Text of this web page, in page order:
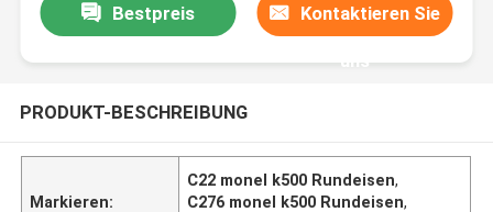
Bestpreis Kontaktieren Sie
uns
PRODUKT-BESCHREIBUNG
Markieren:
C22 monel k500 Rundeisen,
C276 monel k500 Rundeisen,